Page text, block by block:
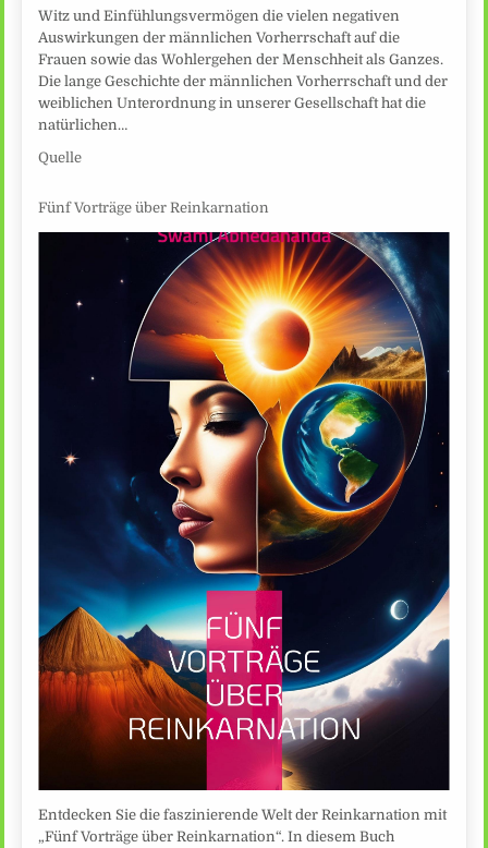
Witz und Einfühlungsvermögen die vielen negativen
Auswirkungen der männlichen Vorherrschaft auf die
Frauen sowie das Wohlergehen der Menschheit als Ganzes.
Die lange Geschichte der männlichen Vorherrschaft und der
weiblichen Unterordnung in unserer Gesellschaft hat die
natürlichen…
Quelle
Fünf Vorträge über Reinkarnation
Entdecken Sie die faszinierende Welt der Reinkarnation mit
„Fünf Vorträge über Reinkarnation“. In diesem Buch